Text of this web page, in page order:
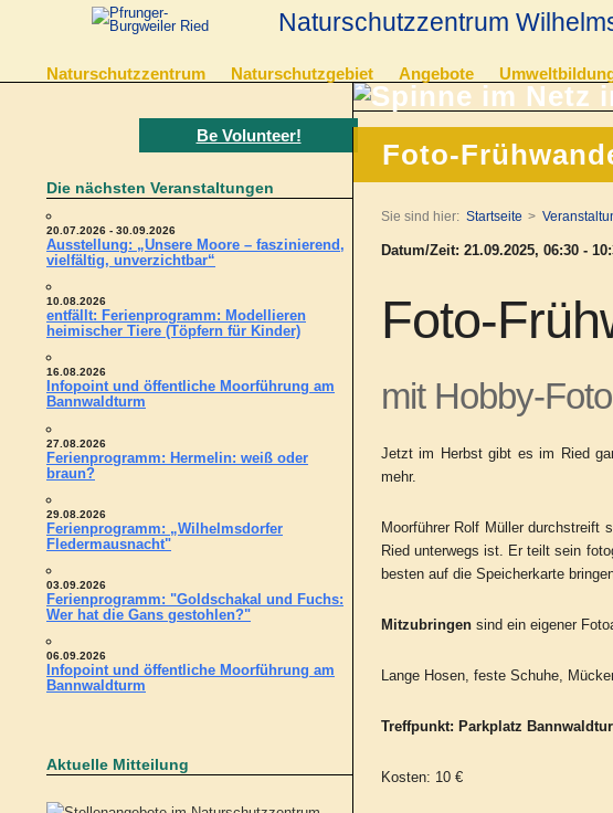
Naturschutzzentrum
Naturschutzzentrum Naturschutzgebiet Angebote
Foto-
Sie sind hier: Startseite
Datum/Zeit: 21.09.2025, 06:30 -
Foto-
mit Hobby-
Jetzt im Herbst gibt es im Ried
mehr.
Moorführer Rolf Müller durchstreift
Ried unterwegs ist. Er teilt sein
besten auf die Speicherkarte
Mitzubringensind ein eigener
Lange Hosen, feste Schuhe,
Treffpunkt: Parkplatz
Kosten: 10 €
Be Volunteer!
Die nächsten Veranstaltungen
20.07.2026 - 30.09.2026
Ausstellung: „Unsere Moore – faszinierend,
vielfältig, unverzichtbar“
10.08.2026
entfällt: Ferienprogramm: Modellieren
heimischer Tiere (Töpfern für Kinder)
16.08.2026
Infopoint und öffentliche Moorführung am
Bannwaldturm
27.08.2026
Ferienprogramm: Hermelin: weiß oder
braun?
29.08.2026
Ferienprogramm: „Wilhelmsdorfer
Fledermausnacht"
03.09.2026
Ferienprogramm: "Goldschakal und Fuchs:
Wer hat die Gans gestohlen?"
06.09.2026
Infopoint und öffentliche Moorführung am
Bannwaldturm
Aktuelle Mitteilung